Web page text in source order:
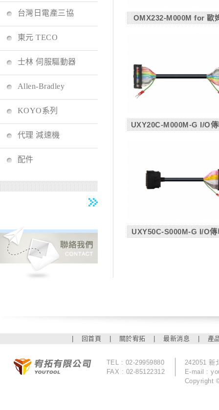
台灣日電產三協
東元 TECO
士林 伺服驅動器
Allen-Bradley
KOYO系列
代理 減速機
配件
OMX232-M000M for 歐
UXY20C-M000M-G I/O
UXY50C-S000M-G I/O
回首頁 關於宥拓 最新消息 產
TEL : 02-29959880
FAX : 02-85122312
242051 新
E-mail :
Copyright